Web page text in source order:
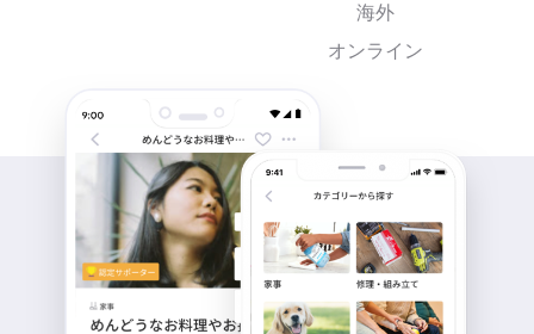
海外
オンライン